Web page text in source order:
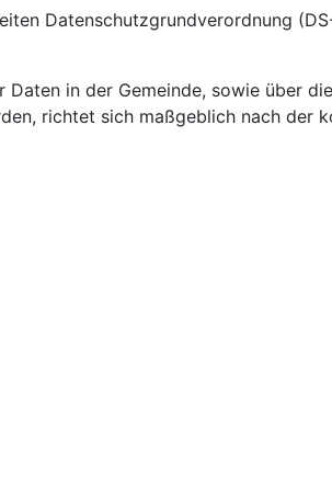
Datenschutzgrundverordnung
in der Gemeinde, sowie über
richtet sich maßgeblich nach der